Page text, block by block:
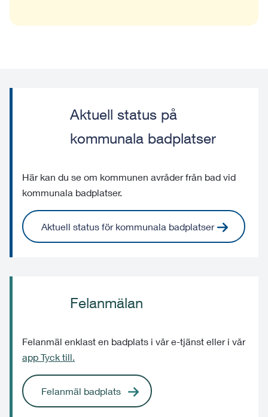
Aktuell status på
kommunala badplatser
Här kan du se om kommunen avråder från bad vid
kommunala badplatser.
Aktuell status för kommunala badplatser
Felanmälan
Felanmäl enklast en badplats i vår e-tjänst eller i vår
app Tyck till.
Felanmäl badplats